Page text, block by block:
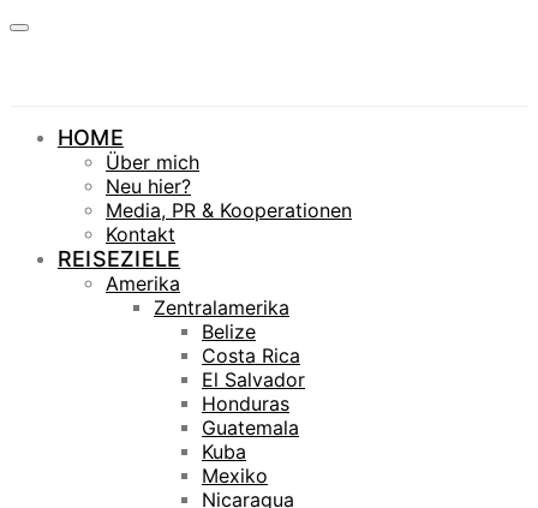
HOME
Über mich
Neu hier?
Media, PR & Kooperationen
Kontakt
REISEZIELE
Amerika
Zentralamerika
Belize
Costa Rica
El Salvador
Honduras
Guatemala
Kuba
Mexiko
Nicaragua